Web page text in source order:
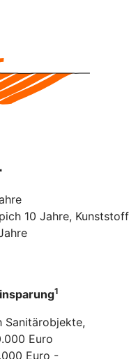
10 Jahre, Kunststoff
1
Sanitärobjekte,
Euro
Euro -